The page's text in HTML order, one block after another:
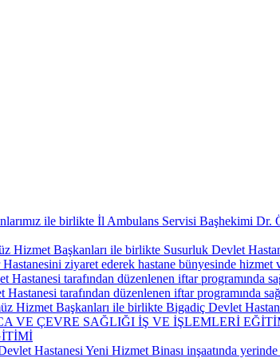
ile birlikte İl Ambulans Servisi Başhekimi
Başkanları ile birlikte Susurluk Devlet
ziyaret ederek hastane bünyesinde
tarafından düzenlenen iftar programında
tarafından düzenlenen iftar programında
Başkanları ile birlikte Bigadiç Devlet
VE ÇEVRE SAĞLIĞI İŞ VE İŞLEMLERİ
Hastanesi Yeni Hizmet Binası inşaatında